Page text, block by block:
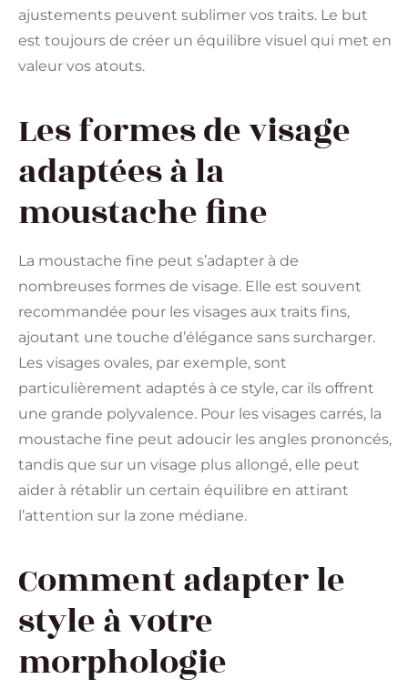
ajustements peuvent sublimer vos traits. Le but
est toujours de créer un équilibre visuel qui met en
valeur vos atouts.
Les formes de visage
adaptées à la
moustache fine
La moustache fine peut s’adapter à de
nombreuses formes de visage. Elle est souvent
recommandée pour les visages aux traits fins,
ajoutant une touche d’élégance sans surcharger.
Les visages ovales, par exemple, sont
particulièrement adaptés à ce style, car ils offrent
une grande polyvalence. Pour les visages carrés, la
moustache fine peut adoucir les angles prononcés,
tandis que sur un visage plus allongé, elle peut
aider à rétablir un certain équilibre en attirant
l’attention sur la zone médiane.
Comment adapter le
style à votre
morphologie